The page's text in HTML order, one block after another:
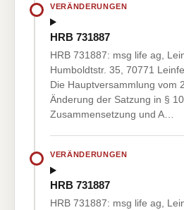
VERÄNDERUNGEN
HRB 731887
HRB 731887: msg life ag,
Humboldtstr. 35, 70771
Die Hauptversammlung vom
Änderung der Satzung in §
Zusammensetzung und A…
VERÄNDERUNGEN
HRB 731887
HRB 731887: msg life ag,